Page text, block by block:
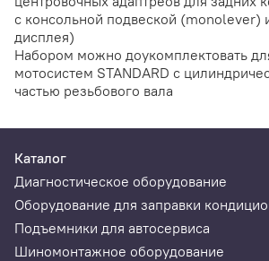
с консольной подвеской (monolever)
дисплея)
Набором можно доукомплектовать
мотосистем STANDARD с
частью резьбового вала
Каталог
Диагностическое оборудование
Оборудование для заправки
Подъемники для автосервиса
Шиномонтажное оборудование